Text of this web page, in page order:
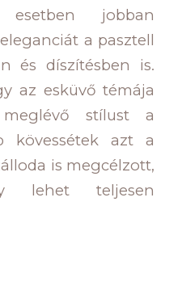
jobban
a pasztell
és díszítésben is.
az esküvő témája
stílust a
kövessétek azt a
is megcélzott,
lehet teljesen